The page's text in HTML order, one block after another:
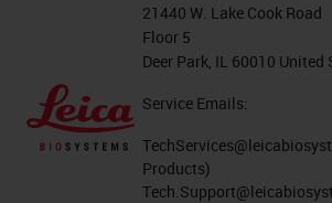
21440 W. Lake Cook Road
Floor 5
Deer Park, IL 60010 United
Service Emails:
Products)